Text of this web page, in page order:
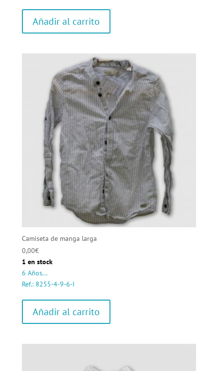
Añadir al carrito
Camiseta de manga larga
0,00€
1 en stock
6 Años...
Ref.: 8255-4-9-6-I
Añadir al carrito